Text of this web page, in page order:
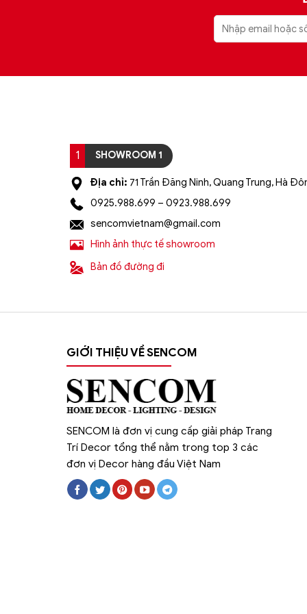
1 SHOWROOM 1
Địa chỉ: 71 Trần Đăng Ninh, Quang Trung, Hà
0925.988.699 – 0923.988.699
sencomvietnam@gmail.com
Hình ảnh thực tế showroom
Bản đồ đường đi
GIỚI THIỆU VỀ SENCOM
SENCOM là đơn vị cung cấp giải pháp Trang
Trí Decor tổng thể nằm trong top 3 các
đơn vị Decor hàng đầu Việt Nam